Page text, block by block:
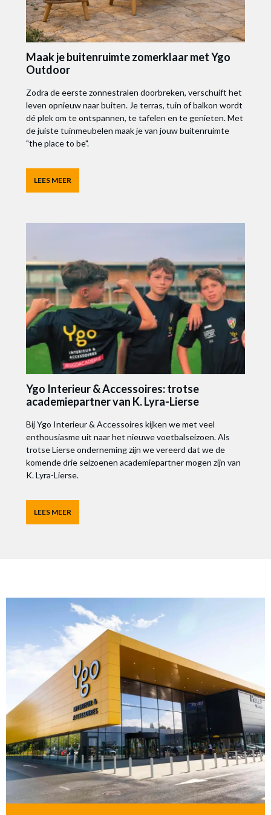
Maak je buitenruimte zomerklaar met Ygo
Outdoor
Zodra de eerste zonnestralen doorbreken, verschuift het
leven opnieuw naar buiten. Je terras, tuin of balkon wordt
dé plek om te ontspannen, te tafelen en te genieten. Met
de juiste tuinmeubelen maak je van jouw buitenruimte
"the place to be".
LEES MEER
Ygo Interieur & Accessoires: trotse
academiepartner van K. Lyra-Lierse
Bij Ygo Interieur & Accessoires kijken we met veel
enthousiasme uit naar het nieuwe voetbalseizoen. Als
trotse Lierse onderneming zijn we vereerd dat we de
komende drie seizoenen academiepartner mogen zijn van
K. Lyra-Lierse.
LEES MEER